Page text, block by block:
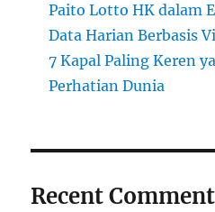
Paito Lotto HK dalam
Data Harian Berbasis
7 Kapal Paling Keren
Perhatian Dunia
Recent